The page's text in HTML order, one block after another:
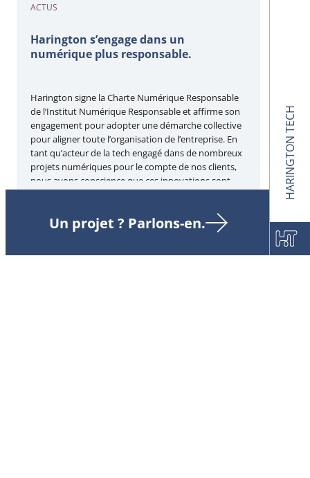
HARINGTON TECH
ACTUS
Harington s’engage dans un
numérique plus responsable.
Harington signe la Charte Numérique Responsable
de l’Institut Numérique Responsable et affirme son
engagement pour adopter une démarche collective
pour aligner toute l’organisation de l’entreprise. En
tant qu’acteur de la tech engagé dans de nombreux
projets numériques pour le compte de nos clients,
nous avons conscience que ces innovations sont…
LIRE
Un projet ? Parlons-en.